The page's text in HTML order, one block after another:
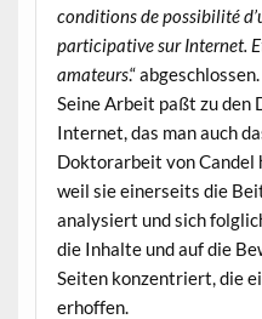
conditions de possibilité
participative sur Internet.
amateurs.“ abgeschlossen.
Seine Arbeit paßt zu den
Internet, das man auch
Doktorarbeit von Candel
weil sie einerseits die
analysiert und sich
die Inhalte und auf die
Seiten konzentriert, die
erhoffen.